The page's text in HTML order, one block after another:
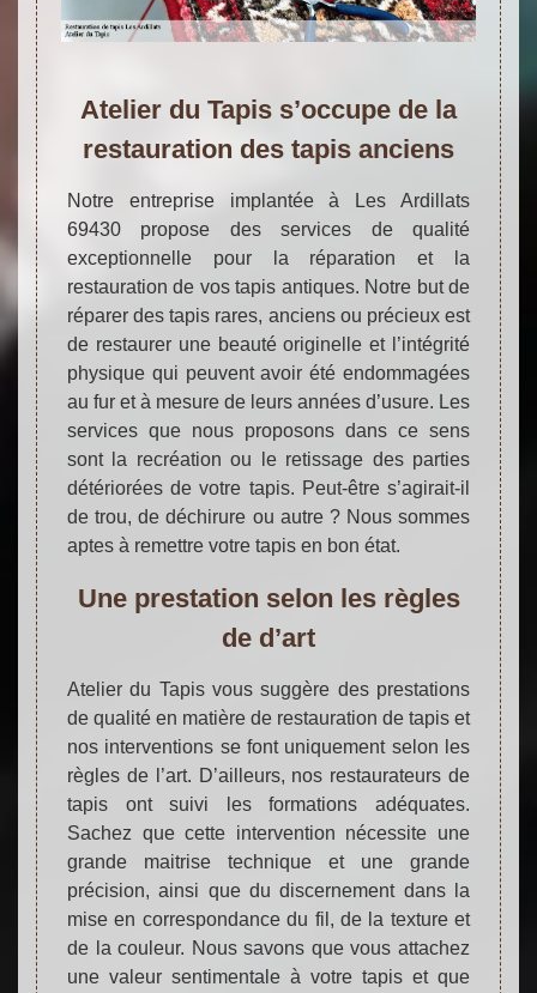
Atelier du Tapis s’occupe de la
restauration des tapis anciens
Notre entreprise implantée à Les Ardillats
69430 propose des services de qualité
exceptionnelle pour la réparation et la
restauration de vos tapis antiques. Notre but de
réparer des tapis rares, anciens ou précieux est
de restaurer une beauté originelle et l’intégrité
physique qui peuvent avoir été endommagées
au fur et à mesure de leurs années d’usure. Les
services que nous proposons dans ce sens
sont la recréation ou le retissage des parties
détériorées de votre tapis. Peut-être s’agirait-il
de trou, de déchirure ou autre ? Nous sommes
aptes à remettre votre tapis en bon état.
Une prestation selon les règles
de d’art
Atelier du Tapis vous suggère des prestations
de qualité en matière de restauration de tapis et
nos interventions se font uniquement selon les
règles de l’art. D’ailleurs, nos restaurateurs de
tapis ont suivi les formations adéquates.
Sachez que cette intervention nécessite une
grande maitrise technique et une grande
précision, ainsi que du discernement dans la
mise en correspondance du fil, de la texture et
de la couleur. Nous savons que vous attachez
une valeur sentimentale à votre tapis et que